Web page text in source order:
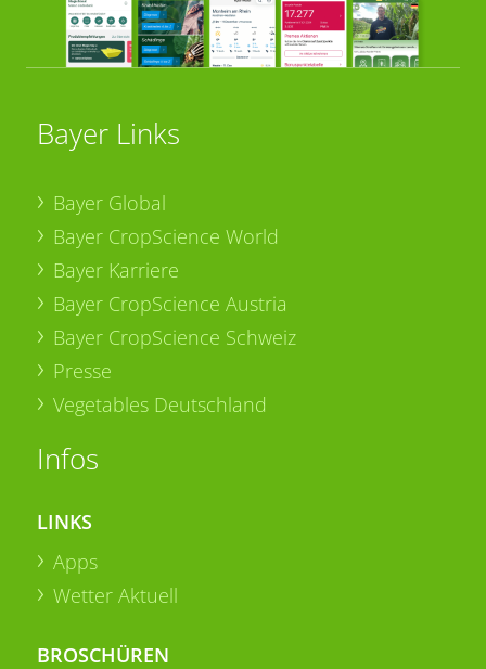
Bayer Links
Bayer Global
Bayer CropScience World
Bayer Karriere
Bayer CropScience Austria
Bayer CropScience Schweiz
Presse
Vegetables Deutschland
Infos
LINKS
Apps
Wetter Aktuell
BROSCHÜREN